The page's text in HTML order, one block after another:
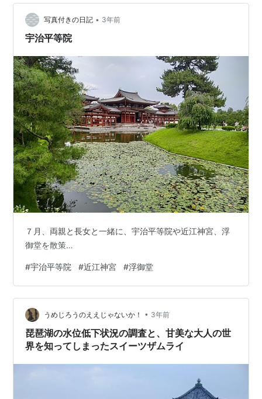
も寺が閉まってんだから浮御堂みれないのでは？？？ 狭
い路地を抜けると公園（本堅田湖岸緑地）があり、そこ
から浮御堂がみ…
写真付きの日記 • 3年前
宇治平等院
７月、両親と長女と一緒に、宇治平等院や近江神宮、浮
御堂を散策…
#宇治平等院 #近江神宮 #浮御堂
うめじろうのええじゃないか！ • 3年前
琵琶湖の水位低下状況の調査と、甘美な大人の世
界を知ってしまったスイーツザムライ